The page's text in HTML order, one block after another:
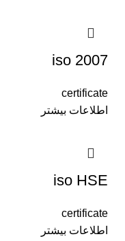
iso 2007
certificate
اطلاعات بیشتر
iso HSE
certificate
اطلاعات بیشتر